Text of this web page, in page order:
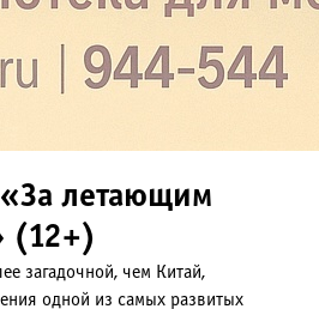
«За летающим
(12+)
загадочной, чем Китай,
одной из самых развитых